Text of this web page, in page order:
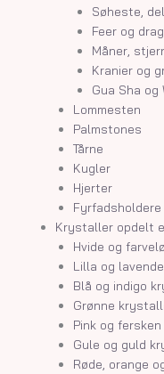
Søheste,
Feer og
Måner,
Kranier og
Gua Sha
Lommesten
Palmstones
Tårne
Kugler
Hjerter
Fyrfadsholdere
Krystaller opdelt
Hvide og
Lilla og
Blå og indigo
Grønne
Pink og
Gule og guld
Røde, orange